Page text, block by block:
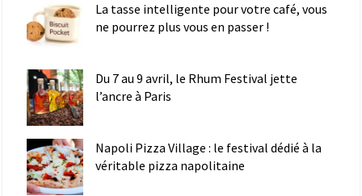
La tasse intelligente pour votre café, vous
ne pourrez plus vous en passer !
Du 7 au 9 avril, le Rhum Festival jette
l’ancre à Paris
Napoli Pizza Village : le festival dédié à la
véritable pizza napolitaine